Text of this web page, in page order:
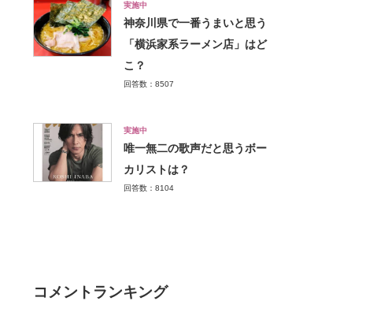
実施中
神奈川県で一番うまいと思う
「横浜家系ラーメン店」はど
こ？
回答数：8507
実施中
唯一無二の歌声だと思うボー
カリストは？
回答数：8104
コメントランキング